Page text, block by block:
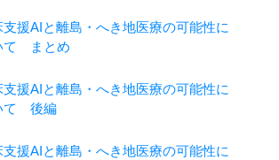
支援AIと離島・へき地医療の可能性に
て まとめ
支援AIと離島・へき地医療の可能性に
て 後編
支援AIと離島・へき地医療の可能性に